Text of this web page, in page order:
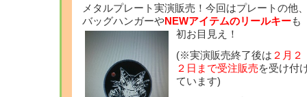
メタルプレート実演販売！今回はプレートの他
バッグハンガーやNEWアイテムのリールキーも
初お目見え！
(※実演販売終了後は ２月２
２日まで受注販売を受け付
ています)